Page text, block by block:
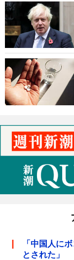
「中国人に
とされた」